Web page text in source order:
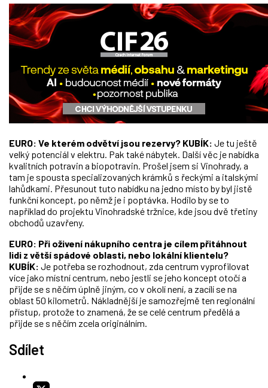
EURO: Ve kterém odvětví jsou rezervy? KUBÍK: Je tu ještě
velký potenciál v elektru. Pak také nábytek. Další věc je nabídka
kvalitních potravin a biopotravin. Prošel jsem si Vinohrady, a
tam je spousta specializovaných krámků s řeckými a italskými
lahůdkami. Přesunout tuto nabídku na jedno místo by byl jistě
funkční koncept, po němž je i poptávka. Hodilo by se to
například do projektu Vinohradské tržnice, kde jsou dvě třetiny
obchodů uzavřeny.
EURO: Při oživení nákupního centra je cílem přitáhnout
lidi z větší spádové oblasti, nebo lokální klientelu?
KUBÍK: Je potřeba se rozhodnout, zda centrum vyprofilovat
více jako místní centrum, nebo jestli se jeho koncept otočí a
přijde se s něčím úplně jiným, co v okolí není, a zacílí se na
oblast 50 kilometrů. Nákladnější je samozřejmě ten regionální
přístup, protože to znamená, že se celé centrum předělá a
přijde se s něčím zcela originálním.
Sdílet